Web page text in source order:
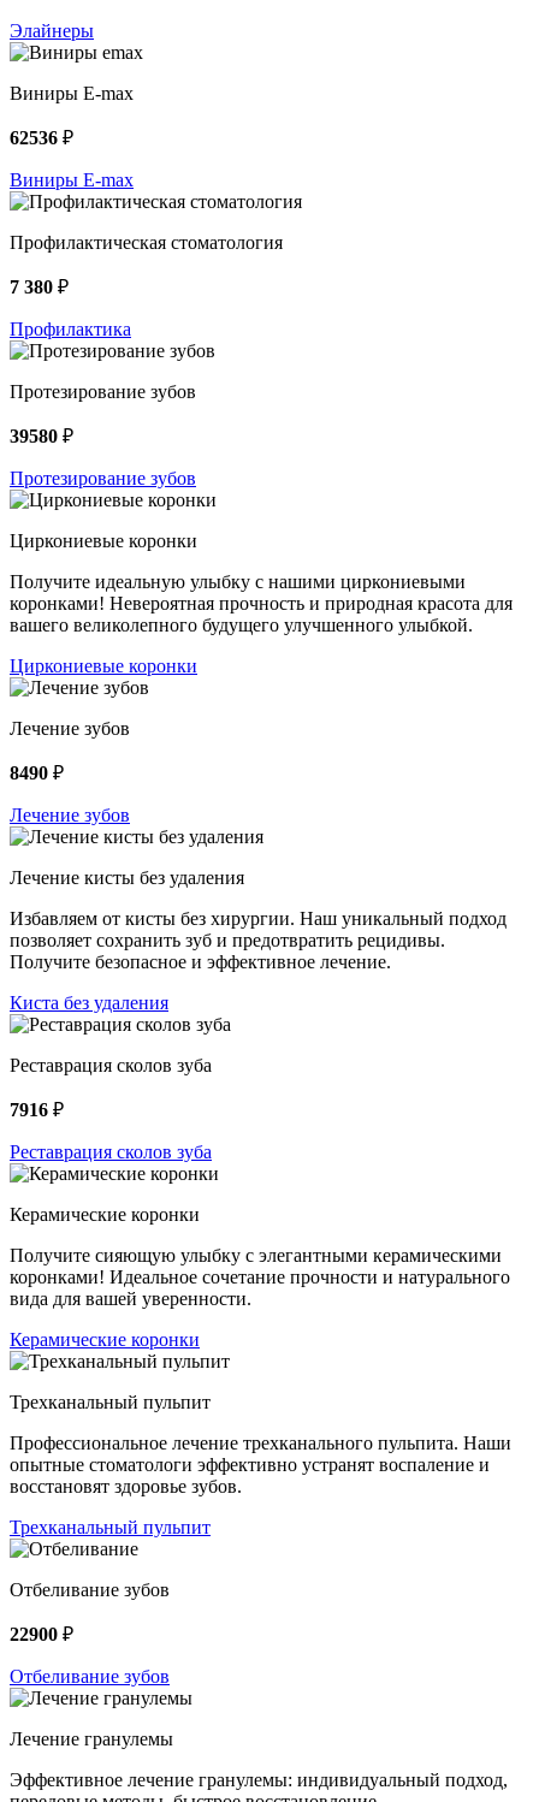
Элайнеры
Виниры E-max
62536 ₽
Виниры E-max
Профилактическая стоматология
7 380 ₽
Профилактика
Протезирование зубов
39580 ₽
Протезирование зубов
Циркониевые коронки
Получите идеальную улыбку с нашими циркониевыми
коронками! Невероятная прочность и природная красота для
вашего великолепного будущего улучшенного улыбкой.
Циркониевые коронки
Лечение зубов
8490 ₽
Лечение зубов
Лечение кисты без удаления
Избавляем от кисты без хирургии. Наш уникальный подход
позволяет сохранить зуб и предотвратить рецидивы.
Получите безопасное и эффективное лечение.
Киста без удаления
Реставрация сколов зуба
7916 ₽
Реставрация сколов зуба
Керамические коронки
Получите сияющую улыбку с элегантными керамическими
коронками! Идеальное сочетание прочности и натурального
вида для вашей уверенности.
Керамические коронки
Трехканальный пульпит
Профессиональное лечение трехканального пульпита. Наши
опытные стоматологи эффективно устранят воспаление и
восстановят здоровье зубов.
Трехканальный пульпит
Отбеливание зубов
22900 ₽
Отбеливание зубов
Лечение гранулемы
Эффективное лечение гранулемы: индивидуальный подход,